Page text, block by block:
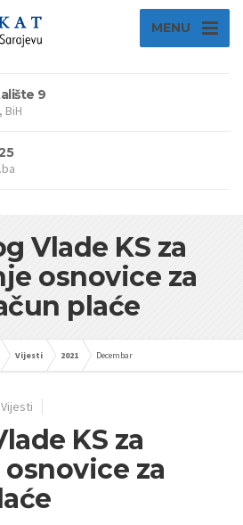
MENU
9
BiH
Vlade KS za
osnovice za
plaće
Vijesti 2021 Decembar
Vijesti
KS za
za